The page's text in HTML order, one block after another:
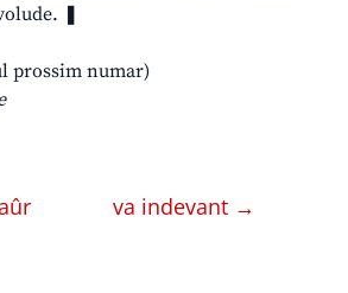
❚
prossim numar)
va indevant →